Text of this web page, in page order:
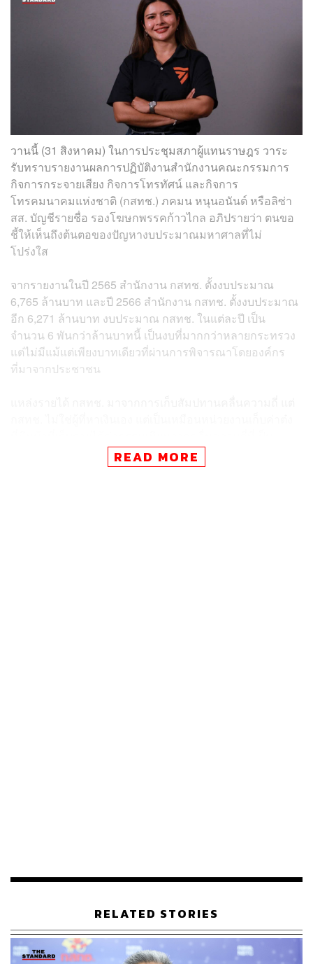
วานนี้ (31 สิงหาคม) ในการประชุมสภาผู้แทนราษฎร วาระ
รับทราบรายงานผลการปฏิบัติงานสำนักงานคณะกรรมการ
กิจการกระจายเสียง กิจการโทรทัศน์ และกิจการ
โทรคมนาคมแห่งชาติ (กสทช.) ภคมน หนุนอนันต์ หรือลิซ่า
สส. บัญชีรายชื่อ รองโฆษกพรรคก้าวไกล อภิปรายว่า ตนขอ
ชี้ให้เห็นถึงต้นตอของปัญหางบประมาณมหาศาลที่ไม่
โปร่งใส
จากรายงานในปี 2565 สำนักงาน กสทช. ตั้งงบประมาณ
6,765 ล้านบาท และปี 2566 สำนักงาน กสทช. ตั้งงบประมาณ
อีก 6,271 ล้านบาท งบประมาณ กสทช. ในแต่ละปี เป็น
จำนวน 6 พันกว่าล้านบาทนี้ เป็นงบที่มากกว่าหลายกระทรวง
แต่ไม่มีแม้แต่เพียงบาทเดียวที่ผ่านการพิจารณาโดยองค์กร
ที่มาจากประชาชน
สมบัติสาธารณะโดยมีประชาชนทั้งประเทศเป็นเจ้าของ เพื่อ
นำรายได้ไปใช้ให้เกิดประโยชน์สูงสุดต่อประเทศ
อนุมัติโครงการพัฒนาทักษะสร้างความรู้ด้านเทคโนโลยี
สารสนเทศสู่สังคมดิจิทัล 5 ภูมิภาค งบประมาณ 1.79 พันล้าน
บาท
READ MORE
RELATED STORIES